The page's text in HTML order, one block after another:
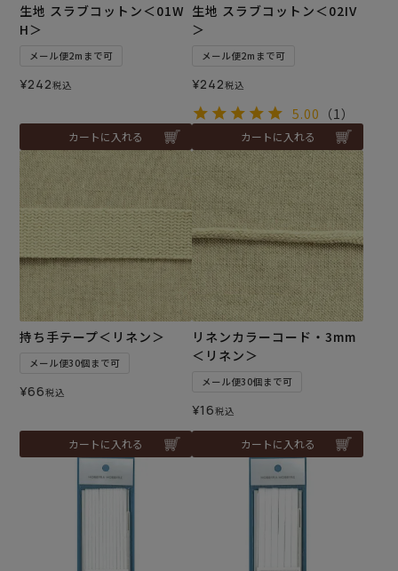
生地 スラブコットン＜01W
H＞
メール便2mまで可
¥242税込
カートに入れる
生地 スラブコットン＜02IV
＞
メール便2mまで可
¥242税込
5.00 （1）
カートに入れる
持ち手テープ＜リネン＞
メール便30個まで可
¥66税込
カートに入れる
リネンカラーコード・3mm
＜リネン＞
メール便30個まで可
¥16税込
カートに入れる